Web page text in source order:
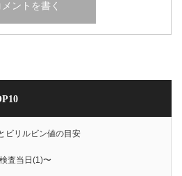
ビリルビン値の目安
査当日(1)〜